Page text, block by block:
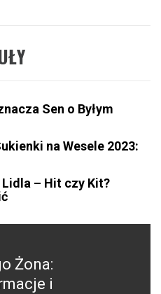
Sen o Byłym
na Wesele 2023:
– Hit czy Kit?
Żona:
i